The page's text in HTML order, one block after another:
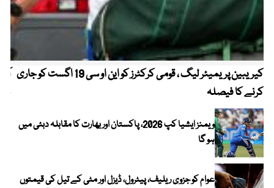
کیریبین پریمیئر لیگ ، قومی کرکٹرز کو این او سی 19 اگست کو جاری
کرنے کا فیصلہ
ویمنز ایشیا کپ 2026، پاکستان اور بھارت کا مقابلہ دبئی میں
ہو گا
عوام کو جزوی ریلیف، پیٹرول، ڈیزل اور مٹی کے تیل کی قیمتوں